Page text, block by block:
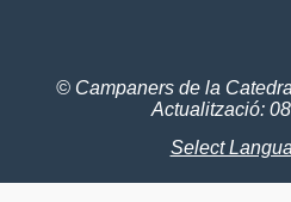
© Campaners de la
Actualització:
Select